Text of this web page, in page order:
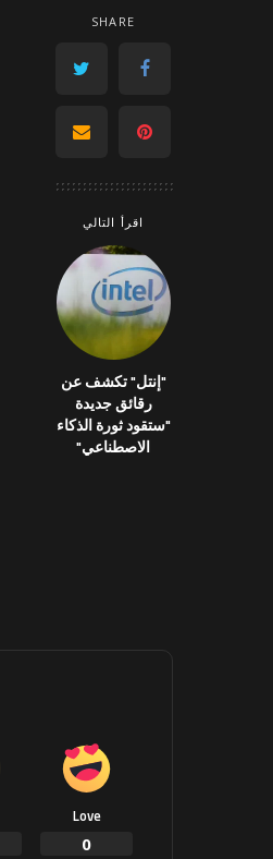
SHARE
اقرأ التالي
"إنتل" تكشف عن
رقائق جديدة
"ستقود ثورة الذكاء
الاصطناعي"
Love
0